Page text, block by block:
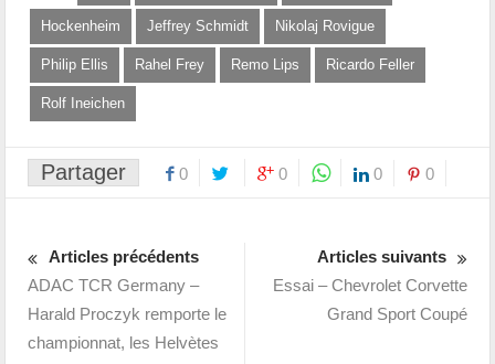
Hockenheim Jeffrey Schmidt Nikolaj Rovigue
Philip Ellis Rahel Frey Remo Lips Ricardo Feller
Rolf Ineichen
Partager 0 0 0 0
Articles précédents
ADAC TCR Germany –
Harald Proczyk remporte le
championnat, les Helvètes
Articles suivants
Essai – Chevrolet Corvette
Grand Sport Coupé